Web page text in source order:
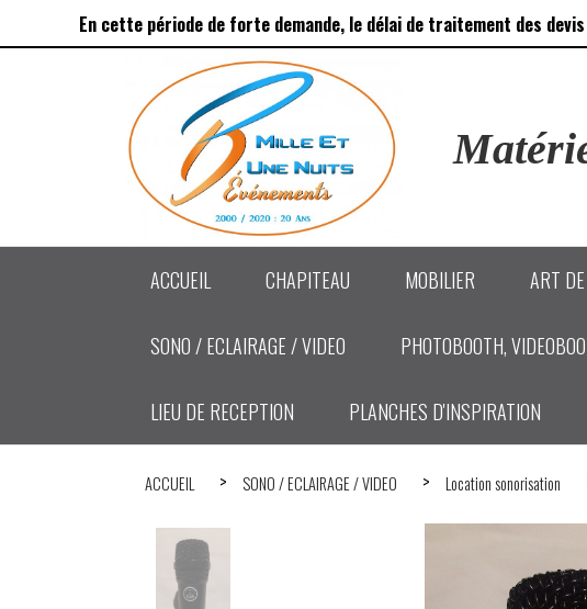
En cette période de forte demande, le délai de traitement des
ACCUEIL CHAPITEAU MOBILIER ART
SONO / ECLAIRAGE / VIDEO PHOTOBOOTH,
LIEU DE RECEPTION PLANCHES D'INSPIRATION
ACCUEIL SONO / ECLAIRAGE / VIDEO Location sonorisation